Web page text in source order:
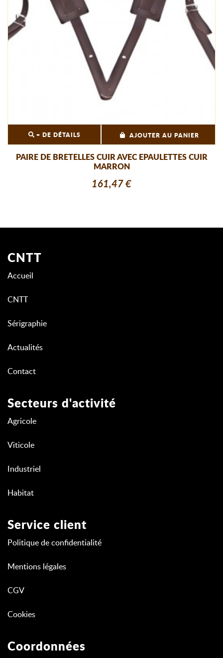
+ DE DÉTAILS AJOUTER AU PANIER
PAIRE DE BRETELLES CUIR AVEC EPAULETTES CUIR
MARRON
161,47 €
CNTT
Accueil
CNTT
Sérigraphie
Actualités
Contact
Secteurs d'activité
Agricole
Viticole
Industriel
Habitat
Service client
Politique de confidentialité
Mentions légales
CGV
Cookies
Coordonnées